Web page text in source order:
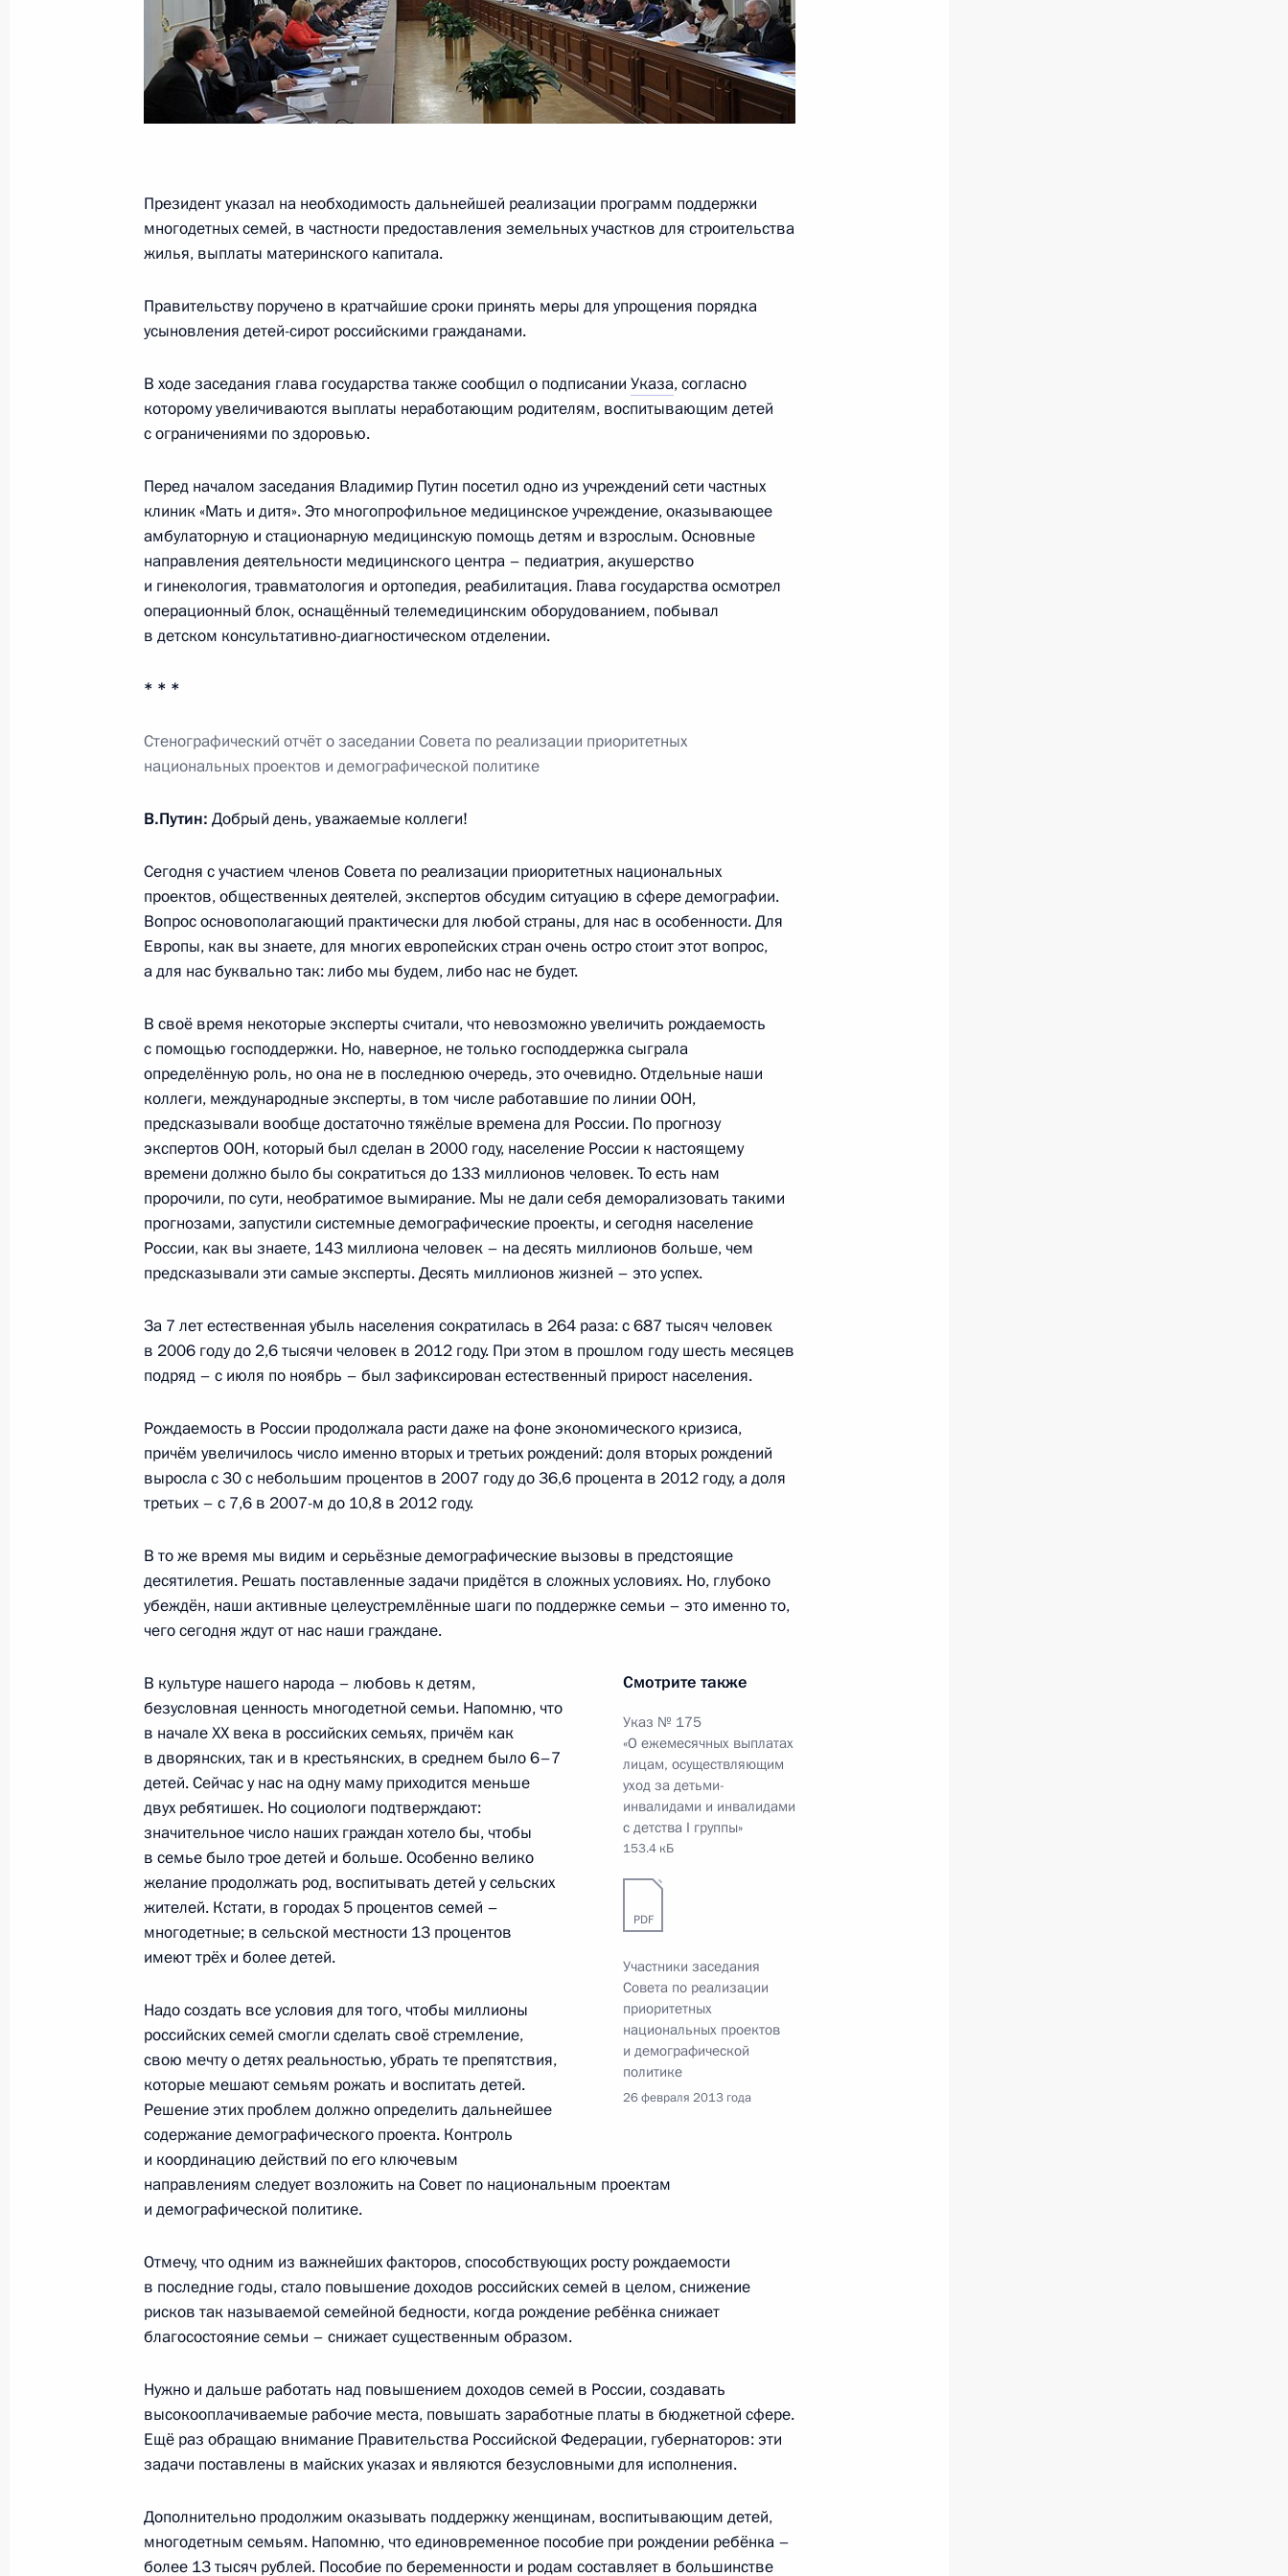
Совещание с членами Правительства
29 июня 2016 года, 14:50
30 марта 2016 года, 15:25
Совещание по экономическим вопросам
11 марта 2016 года, 07:00
Совещание с членами Правительства
Совещание с членами Правительства
27 января 2016 года, 14:00
комиссии по обеспечению безопасности дорожного движения
Расширенное заседание Коллегии Федеральной налоговой
службы
20 ноября 2015 года, 11:30
Совещание с членами Правительства
1 апреля 2015 года, 14:30
Совещание с членами Правительства
21 января 2015 года, 16:00
совета оргкомитета чемпионата мира по футболу 2018 года
22 ноября 2014 года, 15:00
Совещание с членами Правительства
3 октября 2014 года, 17:20
Совещание с членами Правительства
12 февраля 2014 года, 17:30
Совещание с членами Правительства
29 января 2014 года, 15:35
Заседание Госсовета по вопросам ЖКХ
31 мая 2013 года, 17:20
Рабочая встреча с Первым заместителем Председателя
Правительства Игорем Шуваловым и помощником Президента
23 апреля 2013 года, 10:15
Заседание Совета по реализации приоритетных нацпроектов
и демографической политике
Встреча с Первым заместителем Председателя Правительства
Игорем Шуваловым
18 февраля 2013 года, 17:30
Совещание по развитию фондового рынка
25 января 2013 года, 17:15
Об исполнении поручения Президента о предоставлении доклада
о ходе строительстве объектов инфраструктуры для проведения
Президент указал на необходимость дальнейшей реализации программ поддержки
многодетных семей, в частности предоставления земельных участков для строительства
жилья, выплаты материнского капитала.
Правительству поручено в кратчайшие сроки принять меры для упрощения порядка
усыновления детей-сирот российскими гражданами.
В ходе заседания глава государства также сообщил о подписании Указа, согласно
которому увеличиваются выплаты неработающим родителям, воспитывающим детей
с ограничениями по здоровью.
Перед началом заседания Владимир Путин посетил одно из учреждений сети частных
клиник «Мать и дитя». Это многопрофильное медицинское учреждение, оказывающее
амбулаторную и стационарную медицинскую помощь детям и взрослым. Основные
направления деятельности медицинского центра – педиатрия, акушерство
и гинекология, травматология и ортопедия, реабилитация. Глава государства осмотрел
операционный блок, оснащённый телемедицинским оборудованием, побывал
в детском консультативно-диагностическом отделении.
* * *
Стенографический отчёт о заседании Совета по реализации приоритетных
национальных проектов и демографической политике
В.Путин: Добрый день, уважаемые коллеги!
Сегодня с участием членов Совета по реализации приоритетных национальных
проектов, общественных деятелей, экспертов обсудим ситуацию в сфере демографии.
Вопрос основополагающий практически для любой страны, для нас в особенности. Для
Европы, как вы знаете, для многих европейских стран очень остро стоит этот вопрос,
а для нас буквально так: либо мы будем, либо нас не будет.
В своё время некоторые эксперты считали, что невозможно увеличить рождаемость
с помощью господдержки. Но, наверное, не только господдержка сыграла
определённую роль, но она не в последнюю очередь, это очевидно. Отдельные наши
коллеги, международные эксперты, в том числе работавшие по линии ООН,
предсказывали вообще достаточно тяжёлые времена для России. По прогнозу
экспертов ООН, который был сделан в 2000 году, население России к настоящему
времени должно было бы сократиться до 133 миллионов человек. То есть нам
пророчили, по сути, необратимое вымирание. Мы не дали себя деморализовать такими
прогнозами, запустили системные демографические проекты, и сегодня население
России, как вы знаете, 143 миллиона человек – на десять миллионов больше, чем
предсказывали эти самые эксперты. Десять миллионов жизней – это успех.
За 7 лет естественная убыль населения сократилась в 264 раза: с 687 тысяч человек
в 2006 году до 2,6 тысячи человек в 2012 году. При этом в прошлом году шесть месяцев
подряд – с июля по ноябрь – был зафиксирован естественный прирост населения.
Рождаемость в России продолжала расти даже на фоне экономического кризиса,
причём увеличилось число именно вторых и третьих рождений: доля вторых рождений
выросла с 30 с небольшим процентов в 2007 году до 36,6 процента в 2012 году, а доля
третьих – с 7,6 в 2007-м до 10,8 в 2012 году.
В то же время мы видим и серьёзные демографические вызовы в предстоящие
десятилетия. Решать поставленные задачи придётся в сложных условиях. Но, глубоко
убеждён, наши активные целеустремлённые шаги по поддержке семьи – это именно то,
чего сегодня ждут от нас наши граждане.
Смотрите также
Указ № 175
«О ежемесячных выплатах
лицам, осуществляющим
уход за детьми-
инвалидами и инвалидами
с детства I группы»
153.4 кБ
PDF
Участники заседания
Совета по реализации
приоритетных
национальных проектов
и демографической
политике
26 февраля 2013 года
В культуре нашего народа – любовь к детям,
безусловная ценность многодетной семьи. Напомню, что
в начале XX века в российских семьях, причём как
в дворянских, так и в крестьянских, в среднем было 6–7
детей. Сейчас у нас на одну маму приходится меньше
двух ребятишек. Но социологи подтверждают:
значительное число наших граждан хотело бы, чтобы
в семье было трое детей и больше. Особенно велико
желание продолжать род, воспитывать детей у сельских
жителей. Кстати, в городах 5 процентов семей –
многодетные; в сельской местности 13 процентов
имеют трёх и более детей.
Надо создать все условия для того, чтобы миллионы
российских семей смогли сделать своё стремление,
свою мечту о детях реальностью, убрать те препятствия,
которые мешают семьям рожать и воспитать детей.
Решение этих проблем должно определить дальнейшее
содержание демографического проекта. Контроль
и координацию действий по его ключевым
направлениям следует возложить на Совет по национальным проектам
и демографической политике.
Отмечу, что одним из важнейших факторов, способствующих росту рождаемости
в последние годы, стало повышение доходов российских семей в целом, снижение
рисков так называемой семейной бедности, когда рождение ребёнка снижает
благосостояние семьи – снижает существенным образом.
Нужно и дальше работать над повышением доходов семей в России, создавать
высокооплачиваемые рабочие места, повышать заработные платы в бюджетной сфере.
Ещё раз обращаю внимание Правительства Российской Федерации, губернаторов: эти
задачи поставлены в майских указах и являются безусловными для исполнения.
Дополнительно продолжим оказывать поддержку женщинам, воспитывающим детей,
многодетным семьям. Напомню, что единовременное пособие при рождении ребёнка –
более 13 тысяч рублей. Пособие по беременности и родам составляет в большинстве